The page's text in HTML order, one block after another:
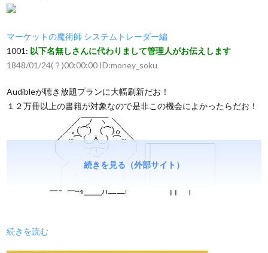
マーケットの魔術師 システムトレーダー編
1001: 以下名無しさんに代わりまして管理人がお伝えします
1848/01/24(？)00:00:00 ID:money_soku
Audibleが聴き放題プランに大幅刷新だお！
１２万冊以上の書籍が対象なので是非この機会によかったらだお！
続きを読む
続きを見る（外部サイト）